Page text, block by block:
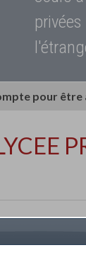
pour